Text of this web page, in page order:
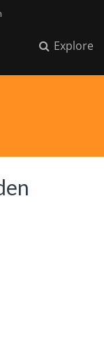
Explore